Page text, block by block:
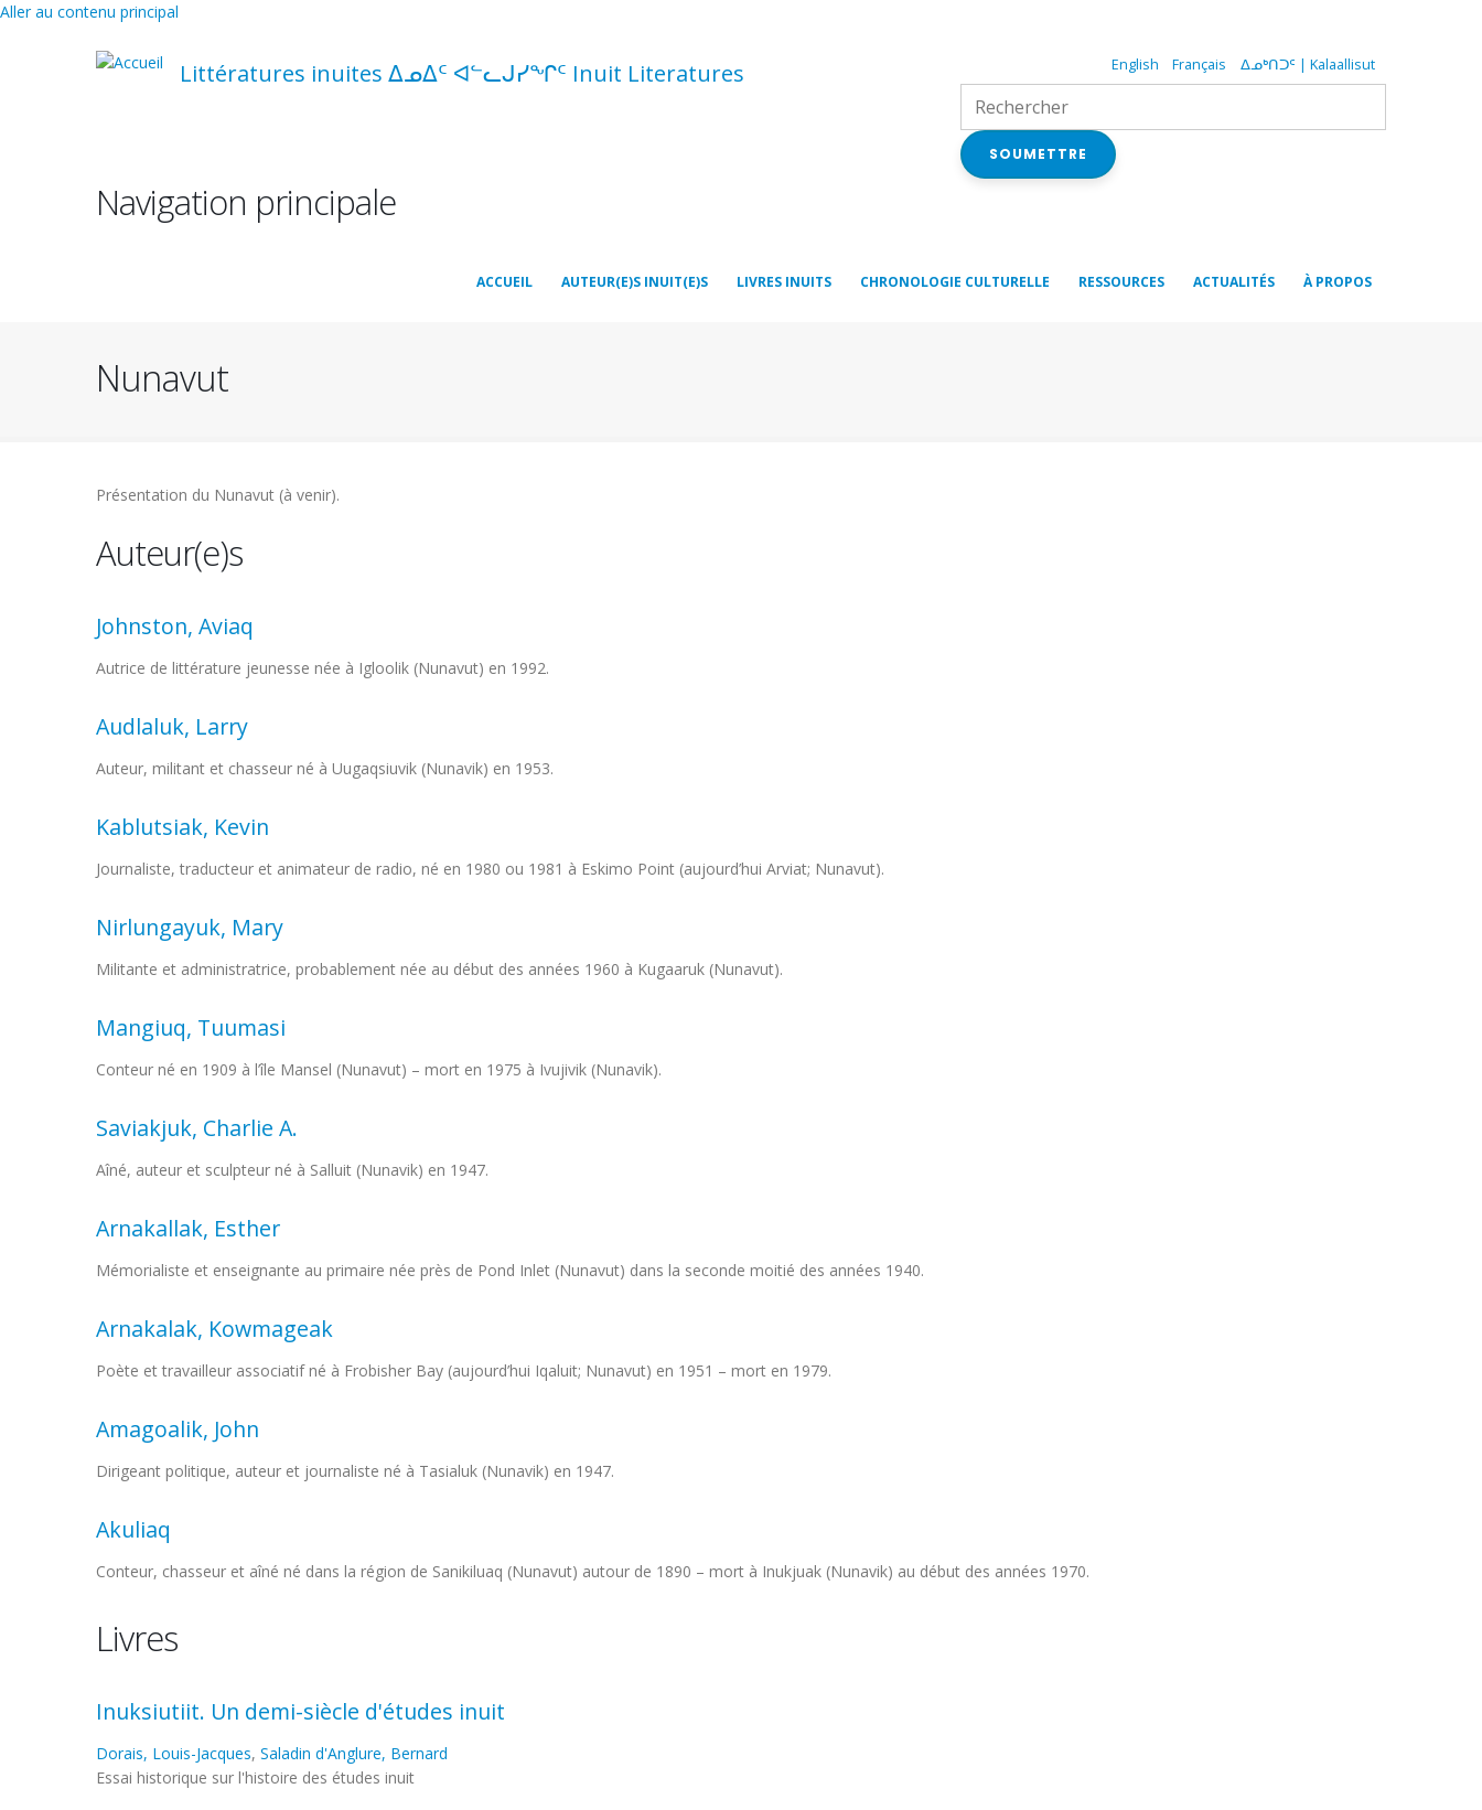
Aller au contenu principal
Littératures inuites ᐃᓄᐃᑦ ᐊᓪᓚᒍᓯᖏᑦ Inuit Literatures English Français ᐃᓄᒃᑎᑐᑦ | Kalaallisut
SOUMETTRE
Navigation principale
ACCUEIL AUTEUR(E)S INUIT(E)S LIVRES INUITS CHRONOLOGIE CULTURELLE RESSOURCES ACTUALITÉS À PROPOS
Nunavut
Présentation du Nunavut (à venir).
Auteur(e)s
Johnston, Aviaq
Autrice de littérature jeunesse née à Igloolik (Nunavut) en 1992.
Audlaluk, Larry
Auteur, militant et chasseur né à Uugaqsiuvik (Nunavik) en 1953.
Kablutsiak, Kevin
Journaliste, traducteur et animateur de radio, né en 1980 ou 1981 à Eskimo Point (aujourd’hui Arviat; Nunavut).
Nirlungayuk, Mary
Militante et administratrice, probablement née au début des années 1960 à Kugaaruk (Nunavut).
Mangiuq, Tuumasi
Conteur né en 1909 à l’île Mansel (Nunavut) – mort en 1975 à Ivujivik (Nunavik).
Saviakjuk, Charlie A.
Aîné, auteur et sculpteur né à Salluit (Nunavik) en 1947.
Arnakallak, Esther
Mémorialiste et enseignante au primaire née près de Pond Inlet (Nunavut) dans la seconde moitié des années 1940.
Arnakalak, Kowmageak
Poète et travailleur associatif né à Frobisher Bay (aujourd’hui Iqaluit; Nunavut) en 1951 – mort en 1979.
Amagoalik, John
Dirigeant politique, auteur et journaliste né à Tasialuk (Nunavik) en 1947.
Akuliaq
Conteur, chasseur et aîné né dans la région de Sanikiluaq (Nunavut) autour de 1890 – mort à Inukjuak (Nunavik) au début des années 1970.
Livres
Inuksiutiit. Un demi-siècle d'études inuit
Dorais, Louis-Jacques, Saladin d'Anglure, Bernard
Essai historique sur l'histoire des études inuit